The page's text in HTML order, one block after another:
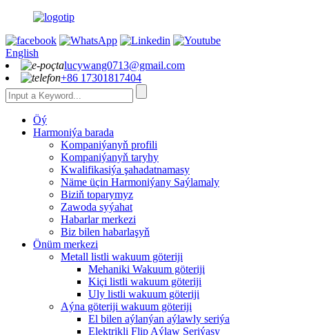
English
lucywang0713@gmail.com
+86 17301817404
Öý
Harmoniýa barada
Kompaniýanyň profili
Kompaniýanyň taryhy
Kwalifikasiýa şahadatnamasy
Näme üçin Harmoniýany Saýlamaly
Biziň toparymyz
Zawoda syýahat
Habarlar merkezi
Biz bilen habarlaşyň
Önüm merkezi
Metall listli wakuum göteriji
Mehaniki Wakuum göteriji
Kiçi listli wakuum göteriji
Uly listli wakuum göteriji
Aýna göteriji wakuum göteriji
El bilen aýlanýan aýlawly seriýa
Elektrikli Flip Aýlaw Seriýasy